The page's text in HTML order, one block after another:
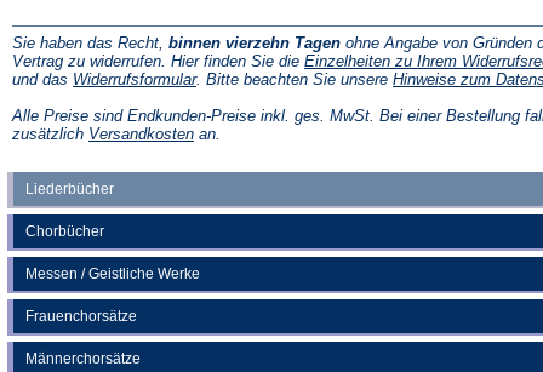
Liederbücher
Chorbücher
Messen / Geistliche Werke
Frauenchorsätze
Männerchorsätze
Sie haben das Recht, binnen vierzehn Tagen ohne Angabe von Gründen
Vertrag zu widerrufen. Hier finden Sie die Einzelheiten zu Ihrem
und das Widerrufsformular(Öffnet
einem
neuen
. Bitte beachten Sie unsere Hinweise zum
Alle Preise sind Endkunden-Preise inkl. ges. MwSt. Bei einer Bestellung
zusätzlich Versandkosten(Öffnet
an.